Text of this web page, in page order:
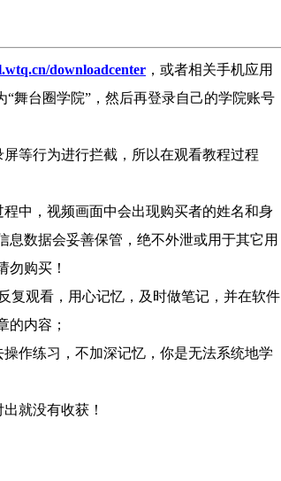
downloadcenter ，或者相关手机应用
舞台圈学院”，然后再登录自己的学院账号
等行为进行拦截，所以在观看教程过程
中，视频画面中会出现购买者的姓名和身
数据会妥善保管，绝不外泄或用于其它用
勿购买！
观看，用心记忆，及时做笔记，并在软件
的内容；
作练习，不加深记忆，你是无法系统地学
就没有收获！